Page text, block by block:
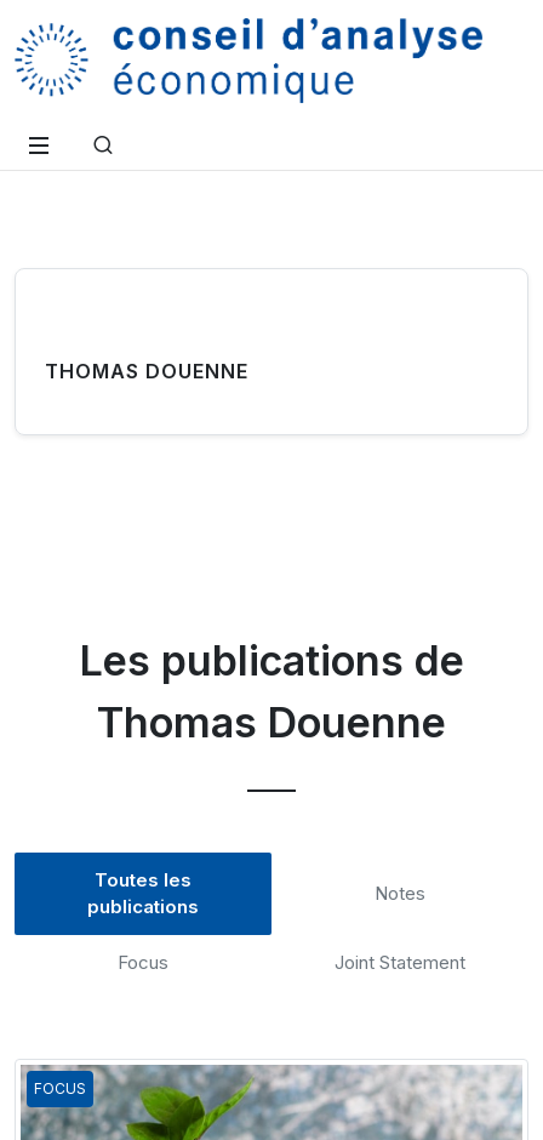
THOMAS DOUENNE
Les publications de
Thomas Douenne
Toutes les
publications
Notes
Focus Joint Statement
FOCUS